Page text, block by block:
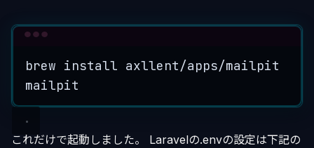
brew install axllent/apps/mailpit
mailpit
これだけで起動しました。 Laravelの.envの設定は下記の